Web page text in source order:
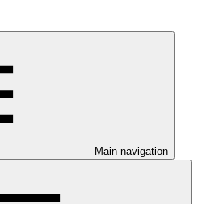
Main navigation